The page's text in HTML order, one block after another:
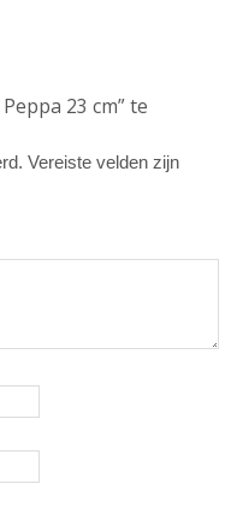
23 cm” te
Vereiste velden zijn